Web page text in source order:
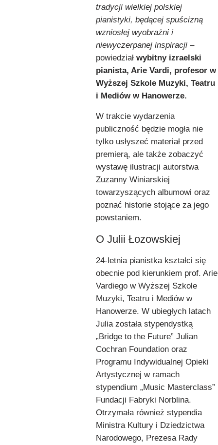
tradycji wielkiej polskiej
pianistyki, będącej spuścizną
wzniosłej wyobraźni i
niewyczerpanej inspiracji –
powiedział wybitny izraelski
pianista, Arie Vardi, profesor w
Wyższej Szkole Muzyki, Teatru
i Mediów w Hanowerze.
W trakcie wydarzenia
publiczność będzie mogła nie
tylko usłyszeć materiał przed
premierą, ale także zobaczyć
wystawę ilustracji autorstwa
Zuzanny Winiarskiej
towarzyszących albumowi oraz
poznać historie stojące za jego
powstaniem.
O Julii Łozowskiej
24-letnia pianistka kształci się
obecnie pod kierunkiem prof. Arie
Vardiego w Wyższej Szkole
Muzyki, Teatru i Mediów w
Hanowerze. W ubiegłych latach
Julia została stypendystką
„Bridge to the Future” Julian
Cochran Foundation oraz
Programu Indywidualnej Opieki
Artystycznej w ramach
stypendium „Music Masterclass”
Fundacji Fabryki Norblina.
Otrzymała również stypendia
Ministra Kultury i Dziedzictwa
Narodowego, Prezesa Rady